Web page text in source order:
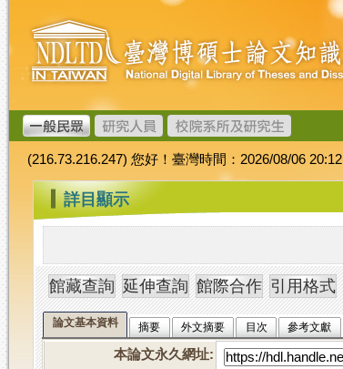
跳
到
主
要
內
容
臺
灣
博
碩
士
論
文
加
值
系
統
(216.73.216.247) 您好！臺灣時間：2026/08/06 20:12
::: 詳目顯示
論文基本資料 摘要 外文摘要 目次 參考文獻
本論文永久網址: